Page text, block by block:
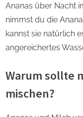
Ananas über Nacht
nimmst du die
kannst sie natürlich
angereichertes
Warum sollte
mischen?